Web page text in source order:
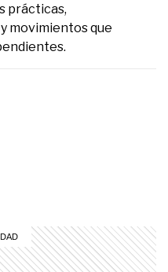
prácticas,
movimientos que